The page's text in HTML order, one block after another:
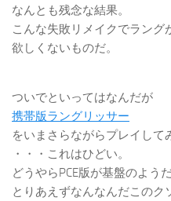
なんとも残念な結果。
こんな失敗リメイクでラング
欲しくないものだ。
ついでといってはなんだが
携帯版ラングリッサー
をいまさらながらプレイして
・・・これはひどい。
どうやらPCE版が基盤のよう
とりあえずなんなんだこのク